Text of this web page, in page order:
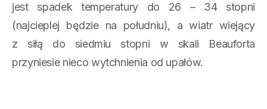
jest spadek temperatury do 26 – 34 stopni
(najcieplej będzie na południu), a wiatr wiejący
z siłą do siedmiu stopni w skali Beauforta
przyniesie nieco wytchnienia od upałów.